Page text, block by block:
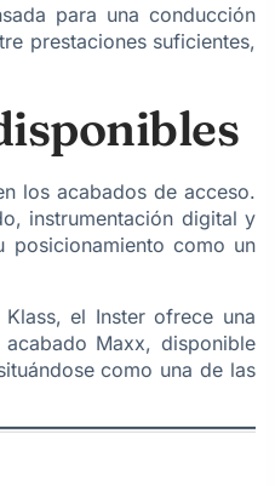
para una conducción
prestaciones suficientes,
los acabados de acceso.
instrumentación digital y
posicionamiento como un
el Inster ofrece una
Maxx, disponible
como una de las